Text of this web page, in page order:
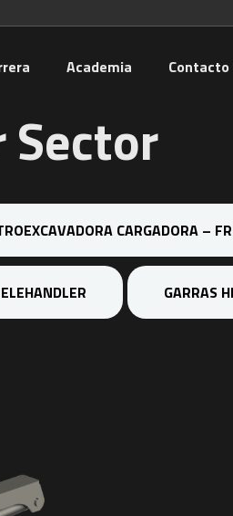
Academia Contacto
CARGADORA –
GARRAS